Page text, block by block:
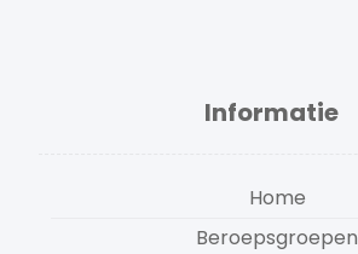
Informatie
Home
Beroepsgroepen